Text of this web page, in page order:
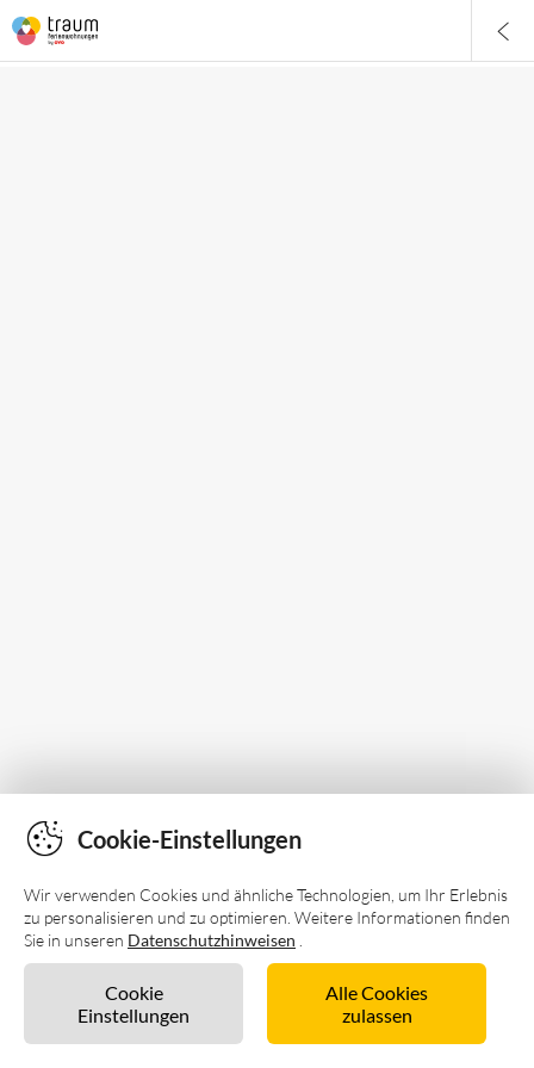
Unverbindlich anfragen
Cookie-Einstellungen
Wir verwenden Cookies und ähnliche Technologien, um Ihr Erlebnis
zu personalisieren und zu optimieren. Weitere Informationen finden
Sie in unseren Datenschutzhinweisen
Cookie
Einstellungen
Alle Cookies
zulassen